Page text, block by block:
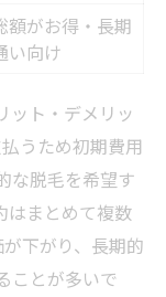
額がお得・長期
い向け
ット・デメリッ
うため初期費用
な脱毛を希望す
はまとめて複数
下がり、長期的
ことが多いで